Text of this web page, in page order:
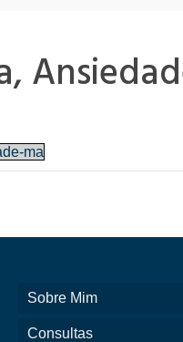
ma
Sobre Mim
Consultas